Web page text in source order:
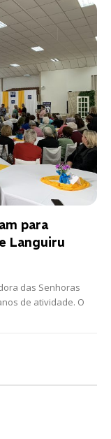
para
Languiru
das Senhoras
de atividade. O